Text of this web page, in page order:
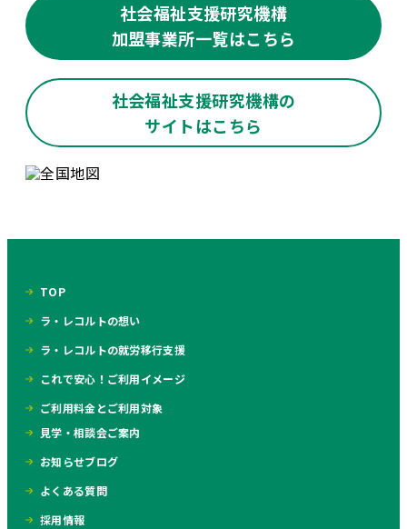
社会福祉支援研究機構
加盟事業所一覧はこちら
社会福祉支援研究機構の
サイトはこちら
TOP
ラ・レコルトの想い
ラ・レコルトの就労移行支援
これで安心！ご利用イメージ
ご利用料金とご利用対象
見学・相談会ご案内
お知らせブログ
よくある質問
採用情報